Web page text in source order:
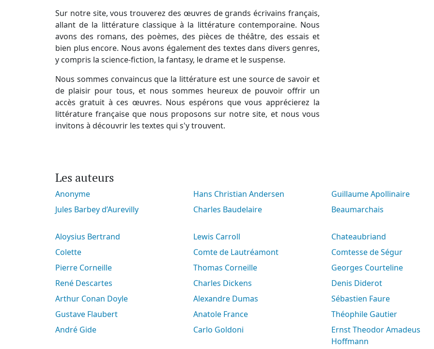
Sur notre site, vous trouverez des œuvres de grands écrivains français,
allant de la littérature classique à la littérature contemporaine. Nous
avons des romans, des poèmes, des pièces de théâtre, des essais et
bien plus encore. Nous avons également des textes dans divers genres,
y compris la science-fiction, la fantasy, le drame et le suspense.
Nous sommes convaincus que la littérature est une source de savoir et
de plaisir pour tous, et nous sommes heureux de pouvoir offrir un
accès gratuit à ces œuvres. Nous espérons que vous apprécierez la
littérature française que nous proposons sur notre site, et nous vous
invitons à découvrir les textes qui s'y trouvent.
Les auteurs
Anonyme Hans Christian Andersen
Guillaume Apollinaire
Jules Barbey d’Aurevilly
Charles Baudelaire Beaumarchais
Aloysius Bertrand Lewis Carroll
Chateaubriand
Colette
Comte de Lautréamont
Comtesse de Ségur
Pierre Corneille
Thomas Corneille
Georges Courteline
René Descartes
Charles Dickens
Denis Diderot
Arthur Conan Doyle
Alexandre Dumas
Sébastien Faure
Gustave Flaubert
Anatole France
Théophile Gautier
André Gide
Carlo Goldoni
Ernst Theodor Amadeus
Hoffmann